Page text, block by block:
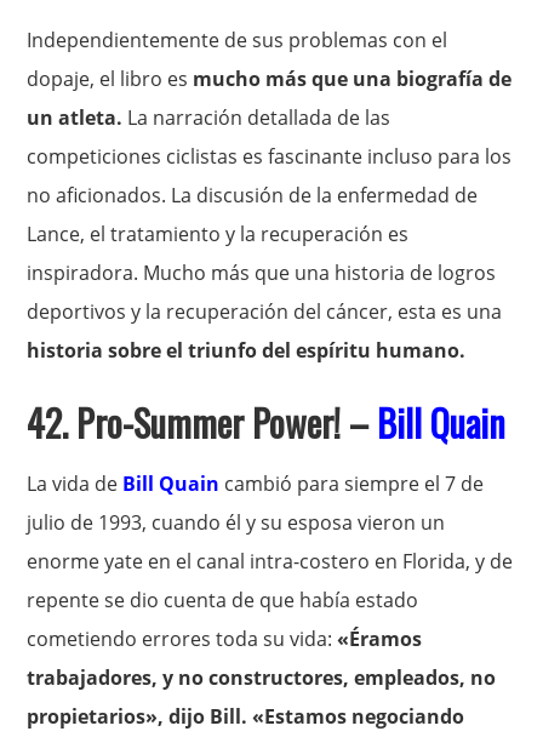
Independientemente de sus problemas con el
dopaje, el libro es mucho más que una biografía de
un atleta. La narración detallada de las
competiciones ciclistas es fascinante incluso para los
no aficionados. La discusión de la enfermedad de
Lance, el tratamiento y la recuperación es
inspiradora. Mucho más que una historia de logros
deportivos y la recuperación del cáncer, esta es una
historia sobre el triunfo del espíritu humano.
42. Pro-Summer Power! –Bill Quain
La vida de Bill Quain cambió para siempre el 7 de
julio de 1993, cuando él y su esposa vieron un
enorme yate en el canal intra-costero en Florida, y de
repente se dio cuenta de que había estado
cometiendo errores toda su vida:«Éramos
trabajadores, y no constructores, empleados, no
propietarios», dijo Bill. «Estamos negociando